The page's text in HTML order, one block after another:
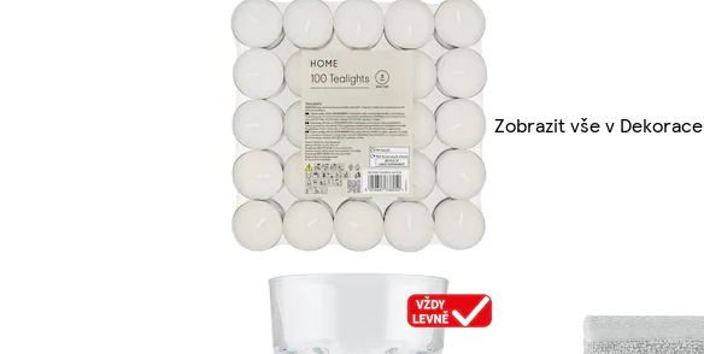
Zobrazit vše v